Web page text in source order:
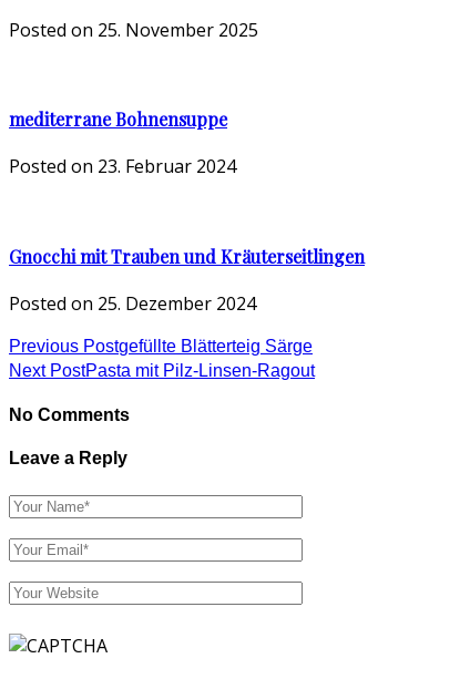
Posted on 25. November 2025
mediterrane Bohnensuppe
Posted on 23. Februar 2024
Gnocchi mit Trauben und Kräuterseitlingen
Posted on 25. Dezember 2024
Previous Postgefüllte Blätterteig Särge
Next PostPasta mit Pilz-Linsen-Ragout
No Comments
Leave a Reply